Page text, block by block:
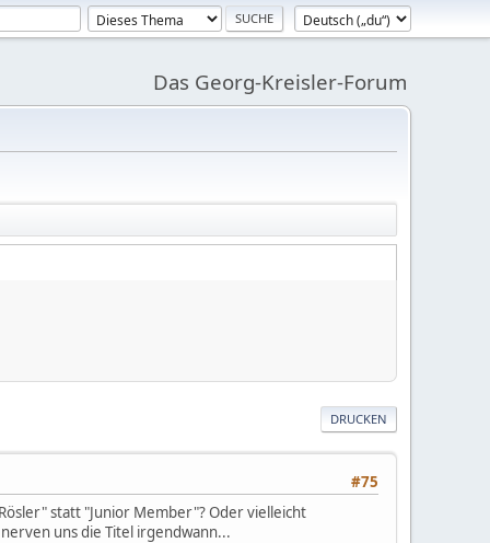
Das Georg-Kreisler-Forum
DRUCKEN
#75
statt "Junior Member"? Oder vielleicht
uns die Titel irgendwann...